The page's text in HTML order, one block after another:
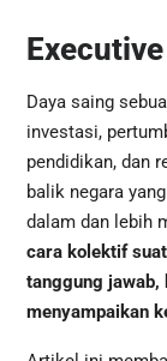
Daya saing
investasi,
pendidikan, dan
balik negara
dalam dan lebih
cara kolektif
tanggung jawab,
menyampaikan